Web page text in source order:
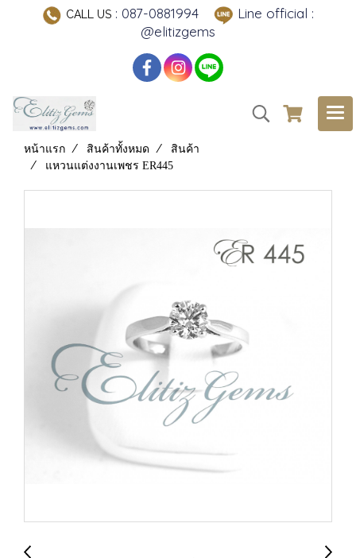
CALL US: 087-0881994
Line official :
@elitizgems
หน้าแรก สินค้าทั้งหมด
สินค้า
แหวนแต่งงานเพชร ER445